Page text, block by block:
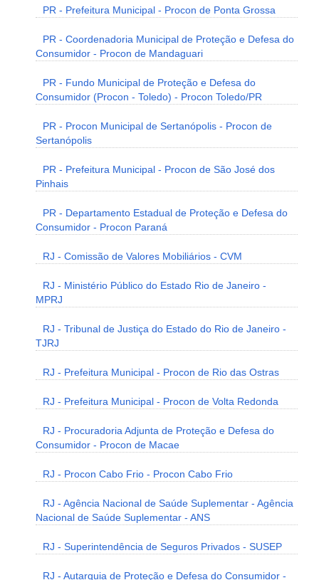
PR - Prefeitura Municipal - Procon de Ponta Grossa
PR - Coordenadoria Municipal de Proteção e Defesa do
Consumidor - Procon de Mandaguari
PR - Fundo Municipal de Proteção e Defesa do
Consumidor (Procon - Toledo) - Procon Toledo/PR
PR - Procon Municipal de Sertanópolis - Procon de
Sertanópolis
PR - Prefeitura Municipal - Procon de São José dos
Pinhais
PR - Departamento Estadual de Proteção e Defesa do
Consumidor - Procon Paraná
RJ - Comissão de Valores Mobiliários - CVM
RJ - Ministério Público do Estado Rio de Janeiro -
MPRJ
RJ - Tribunal de Justiça do Estado do Rio de Janeiro -
TJRJ
RJ - Prefeitura Municipal - Procon de Rio das Ostras
RJ - Prefeitura Municipal - Procon de Volta Redonda
RJ - Procuradoria Adjunta de Proteção e Defesa do
Consumidor - Procon de Macae
RJ - Procon Cabo Frio - Procon Cabo Frio
RJ - Agência Nacional de Saúde Suplementar - Agência
Nacional de Saúde Suplementar - ANS
RJ - Superintendência de Seguros Privados - SUSEP
RJ - Autarquia de Proteção e Defesa do Consumidor -